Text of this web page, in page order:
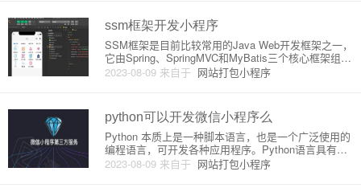
序云开
ssm框架开发小程序
2023-08-09 来自于 网站打包小程序
SSM框架是目前比较常用的Java Web开发框架之一，
它由Spring、SpringMVC和MyBatis三个核心框架组
成。这三个框架各司其职，能够明确分工，强化开发
流程，减少工作量，提高产品开发周期和质量。小程
python可以开发微信小程序么
2023-08-09 来自于 网站打包小程序
Python 本质上是一种脚本语言，也是一个广泛使用的
编程语言，可开发各种应用程序。Python语言具有简
洁和易读性的特征，这使得Python成为开发各种应用
的一个理想的语言。微信小程序是微信推出的一款互